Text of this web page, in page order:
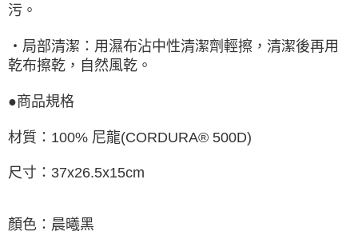
污。
‧局部清潔：用濕布沾中性清潔劑輕擦，清潔後再用
乾布擦乾，自然風乾。
●商品規格
材質：100% 尼龍(CORDURA® 500D)
尺寸：37x26.5x15cm
顏色：晨曦黑